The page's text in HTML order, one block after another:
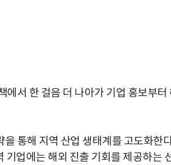
서 한 걸음 더 나아가 기업 홍보부터
통해 지역 산업 생태계를 고도화한
업에는 해외 진출 기회를 제공하는